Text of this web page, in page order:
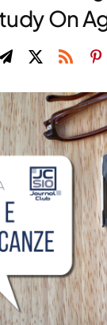
CONTATTI
On